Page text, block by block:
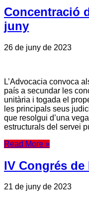
Concentració
juny
26 de juny de 2023
L’Advocacia convoca
país a secundar les
unitària i togada el
les principals seus
que resolgui d’una
estructurals del servei
Read More »
IV Congrés de
21 de juny de 2023